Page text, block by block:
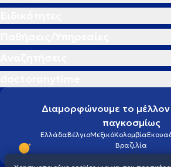
Διαμορφώνουμε το μέλλον
παγκοσμίως
ΕλλάδαΒέλγιοΜεξικόΚολομβία
Βραζιλία